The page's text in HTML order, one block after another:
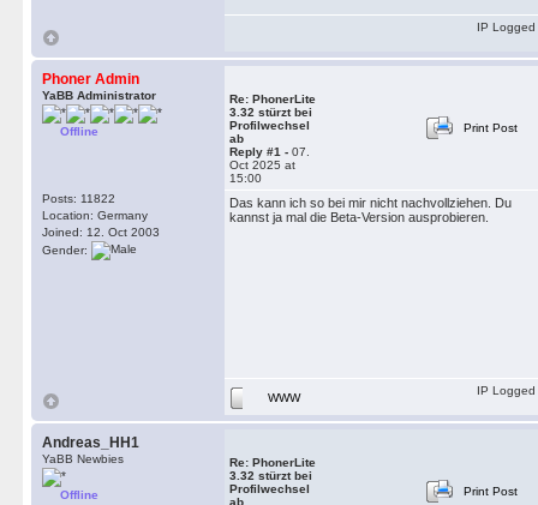
IP Logged
Phoner Admin
YaBB Administrator
Offline
Posts: 11822
Location: Germany
Joined: 12. Oct 2003
Gender:
Re: PhonerLite
3.32 stürzt bei
Profilwechsel
ab
Reply #1 - 07.
Oct 2025 at
15:00
Print Post
Das kann ich so bei mir nicht nachvollziehen. Du
kannst ja mal die Beta-Version ausprobieren.
WWW
IP Logged
Andreas_HH1
YaBB Newbies
Offline
Re: PhonerLite
3.32 stürzt bei
Profilwechsel
ab
Print Post